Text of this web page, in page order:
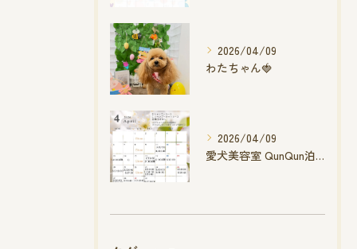
2026/04/09
わたちゃん🍓
2026/04/09
愛犬美容室 QunQun泊店 4月空き状況です